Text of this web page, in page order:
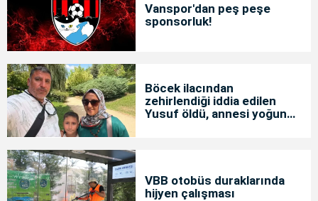
Vanspor'dan peş peşe
sponsorluk!
Böcek ilacından
zehirlendiği iddia edilen
Yusuf öldü, annesi yoğun
VBB otobüs duraklarında
hijyen çalışması